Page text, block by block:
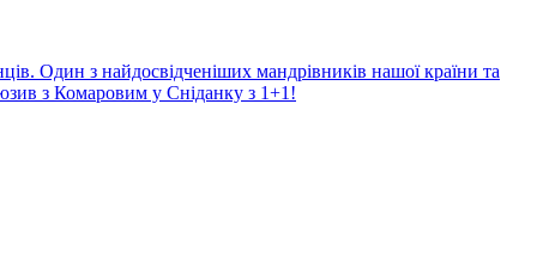
Один з найдосвідченіших мандрівників нашої країни та
з Комаровим у Сніданку з 1+1!